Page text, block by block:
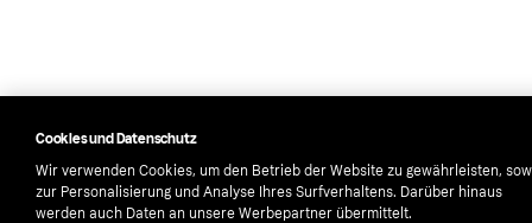
Cookies und Datenschutz
Wir verwenden Cookies, um den Betrieb der Website zu gewährleisten,
zur Personalisierung und Analyse Ihres Surfverhaltens. Darüber hinaus
werden auch Daten an unsere Werbepartner übermittelt.